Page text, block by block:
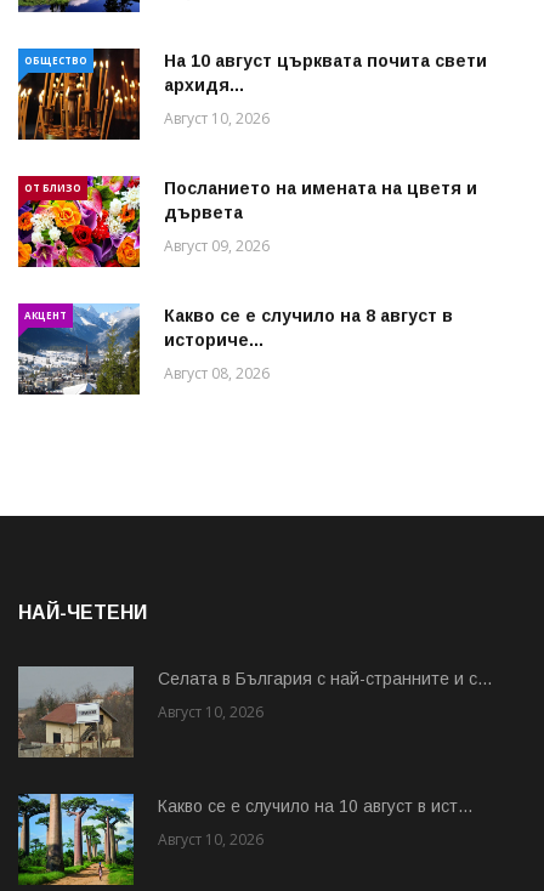
ОБЩЕСТВО
На 10 август църквата почита свети
архидя...
Август 10, 2026
ОТ БЛИЗО
Посланието на имената на цветя и
дървета
Август 09, 2026
АКЦЕНТ
Какво се е случило на 8 август в
историче...
Август 08, 2026
НАЙ-ЧЕТЕНИ
Cелата в България с най-странните и с...
Август 10, 2026
Какво се е случило на 10 август в ист...
Август 10, 2026